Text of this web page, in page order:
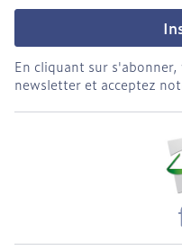
En cliquant sur
newsletter et acceptez